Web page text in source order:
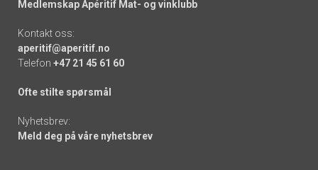
Medlemskap Apéritif Mat- og vinklubb
Kontakt oss:
aperitif@aperitif.no
Telefon +47 21 45 61 60
Ofte stilte spørsmål
Nyhetsbrev:
Meld deg på våre nyhetsbrev